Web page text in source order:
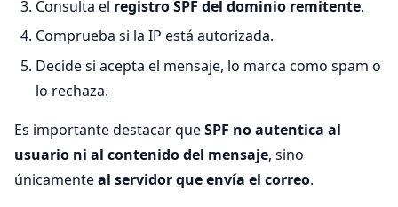
Consulta el registro SPF del dominio remitente.
Comprueba si la IP está autorizada.
Decide si acepta el mensaje, lo marca como spam o
lo rechaza.
Es importante destacar queSPF no autentica al
usuario ni al contenido del mensaje, sino
únicamenteal servidor que envía el correo.